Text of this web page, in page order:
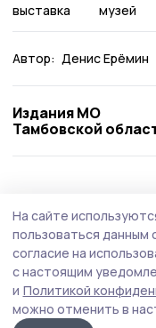
выставка музей
Автор: Денис Ерёмин
Издания МО
Тамбовской
На сайте
пользоваться
согласие на
с настоящим
и Политикой
можно отменить в